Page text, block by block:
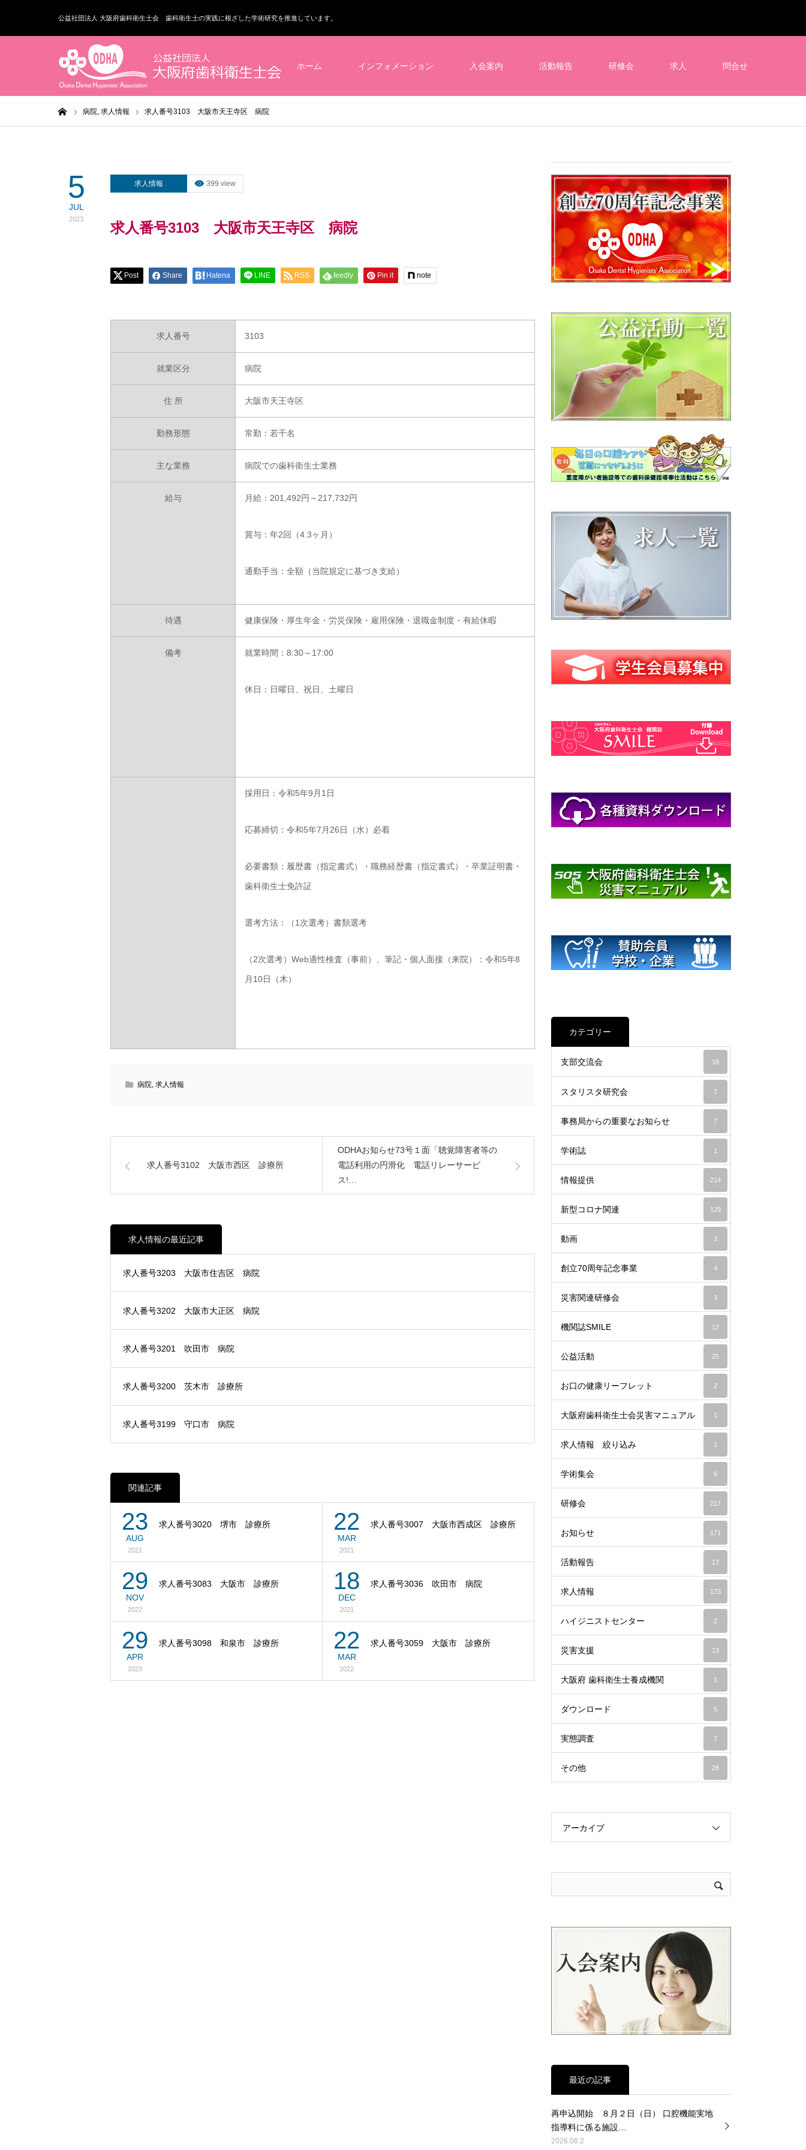
公益社団法人 大阪府歯科衛生士会 歯科衛生士の実践に根ざした学術研究を推進しています。
ホーム インフォメーション 入会案内 活動報告 研修会 求人 問合せ
病院, 求人情報 求人番号3103 大阪市天王寺区 病院
5
JUL
2023
求人情報 399 view
求人番号3103 大阪市天王寺区 病院
Post Share Hatena LINE RSS feedly Pin it note
求人番号 3103
就業区分 病院
住 所 大阪市天王寺区
勤務形態 常勤：若干名
主な業務 病院での歯科衛生士業務
給与 月給：201,492円～217,732円
賞与：年2回（4.3ヶ月）
通勤手当：全額（当院規定に基づき支給）
待遇 健康保険・厚生年金・労災保険・雇用保険・退職金制度・有給休暇
備考 就業時間：8:30～17:00
休日：日曜日、祝日、土曜日
採用日：令和5年9月1日
応募締切：令和5年7月26日（水）必着
必要書類：履歴書（指定書式）・職務経歴書（指定書式）・卒業証明書・
歯科衛生士免許証
選考方法：（1次選考）書類選考
（2次選考）Web適性検査（事前）、筆記・個人面接（来院）：令和5年8
月10日（木）
病院, 求人情報
求人番号3102 大阪市西区 診療所
ODHAお知らせ73号１面「聴覚障害者等の
電話利用の円滑化 電話リレーサービ
ス!…
求人情報の最近記事
求人番号3203 大阪市住吉区 病院
求人番号3202 大阪市大正区 病院
求人番号3201 吹田市 病院
求人番号3200 茨木市 診療所
求人番号3199 守口市 病院
関連記事
23
AUG
2021
求人番号3020 堺市 診療所 22
MAR
2021
求人番号3007 大阪市西成区 診療所
29
NOV
2022
求人番号3083 大阪市 診療所 18
DEC
2021
求人番号3036 吹田市 病院
29
APR
2023
求人番号3098 和泉市 診療所 22
MAR
2022
求人番号3059 大阪市 診療所
カテゴリー
支部交流会 18
スタリスタ研究会 7
事務局からの重要なお知らせ 7
学術誌 1
情報提供 214
新型コロナ関連 129
動画 3
創立70周年記念事業 4
災害関連研修会 3
機関誌SMILE 12
公益活動 25
お口の健康リーフレット 2
大阪府歯科衛生士会災害マニュアル 1
求人情報 絞り込み 1
学術集会 9
研修会 217
お知らせ 171
活動報告 17
求人情報 173
ハイジニストセンター 2
災害支援 13
大阪府 歯科衛生士養成機関 1
ダウンロード 5
実態調査 7
その他 28
アーカイブ
最近の記事
再申込開始 ８月２日（日） 口腔機能実地
指導料に係る施設…
2026.08.2